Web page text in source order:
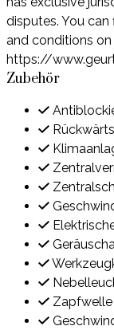
disputes. You
and conditions
https://
Zubehör
Zapfwelle